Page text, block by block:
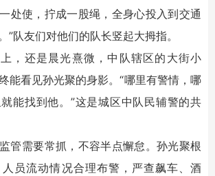
处使，拧成一股绳，全身心投入到交通
”队友们对他们的队长竖起大拇指。
，还是晨光熹微，中队辖区的大街小
能看见孙光聚的身影。“哪里有警情，哪
能找到他。”这是城区中队民辅警的共
管需要常抓，不容半点懈怠。孙光聚根
员流动情况合理布警，严查飙车、酒